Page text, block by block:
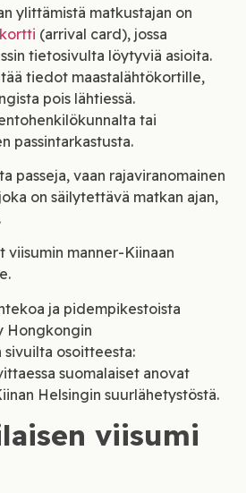
ylittämistä matkustajan on
(arrival card), jossa
tietosivulta löytyviä asioita.
tiedot maastalähtökortille,
pois lähtiessä.
tai
passintarkastusta.
passeja, vaan rajaviranomainen
on säilytettävä matkan ajan,
viisumin manner-Kiinaan
ja pidempikestoista
Hongkongin
osoitteesta:
suomalaiset anovat
Helsingin suurlähetystöstä.
viisumi